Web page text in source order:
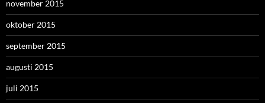
november 2015
oktober 2015
september 2015
augusti 2015
juli 2015